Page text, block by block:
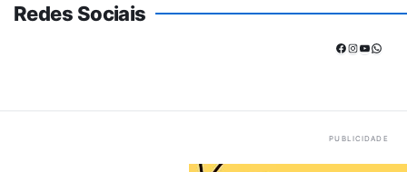
Redes Sociais
Facebook
Instagram
Youtube
PUBLICIDADE